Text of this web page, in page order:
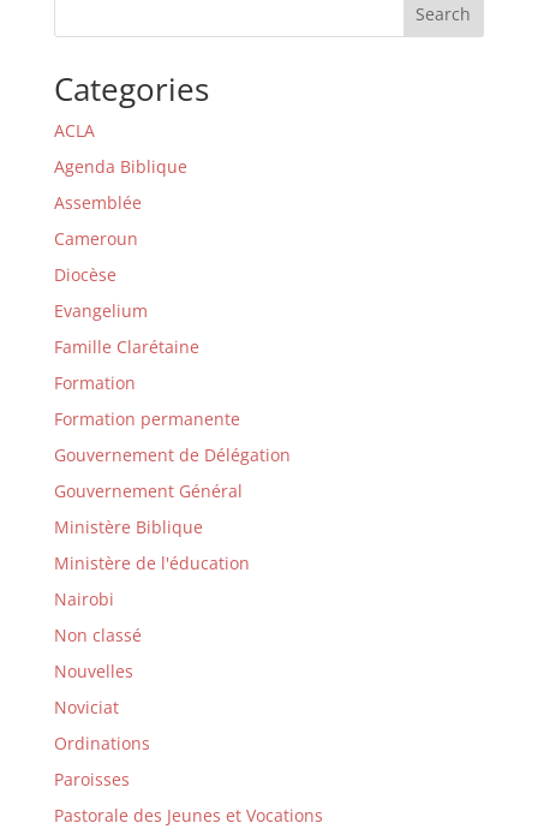
Search
Categories
ACLA
Agenda Biblique
Assemblée
Cameroun
Diocèse
Evangelium
Famille Clarétaine
Formation
Formation permanente
Gouvernement de Délégation
Gouvernement Général
Ministère Biblique
Ministère de l'éducation
Nairobi
Non classé
Nouvelles
Noviciat
Ordinations
Paroisses
Pastorale des Jeunes et Vocations